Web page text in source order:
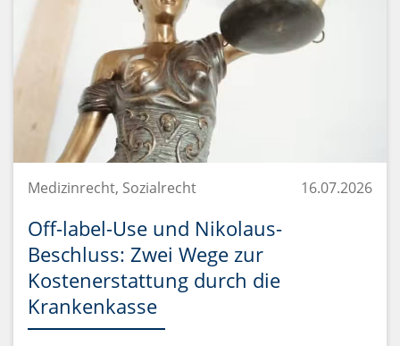
Medizinrecht, Sozialrecht 16.07.2026
Off-label-Use und Nikolaus-
Beschluss: Zwei Wege zur
Kostenerstattung durch die
Krankenkasse